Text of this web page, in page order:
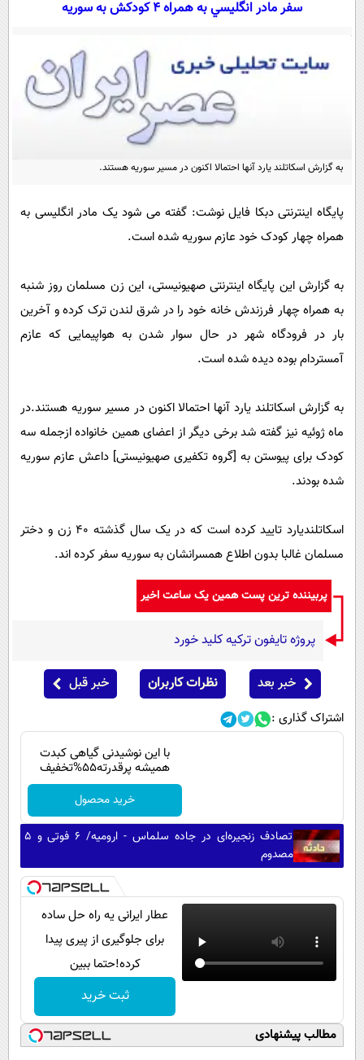
سیاسی
اقتصادی
خودرو
جامعه
حوادث
محیط زیست
سفر و تفریح
ورزشی
بین الملل
علم و دانش
باشگاه مغز
مجله تصویری سلاح
اقتصاد
ورزش
سیاست
فناوری
گوناگون
حوادث
فرهنگی
بین الملل
اجتماعی
حیات وحش
سیاست خارجی
عصر ایران 2
خواندنی ها و دیدنی ها
داستان کوتاه
روانشناسی
آشپزی
دانلود
آموزش زبان
سفر مادر انگليسي به همراه 4 کودکش به سوريه
به گزارش اسکاتلند یارد آنها احتمالا اکنون در مسیر سوریه هستند.
پایگاه اینترنتی دبکا فایل نوشت: گفته می شود یک مادر انگلیسی به
همراه چهار کودک خود عازم سوریه شده است.
به گزارش این پایگاه اینترنتی صهیونیستی، این زن مسلمان روز شنبه
به همراه چهار فرزندش خانه خود را در شرق لندن ترک کرده و آخرین
بار در فرودگاه شهر در حال سوار شدن به هواپیمایی که عازم
آمستردام بوده دیده شده است.
به گزارش اسکاتلند یارد آنها احتمالا اکنون در مسیر سوریه هستند.در
ماه ژوئیه نیز گفته شد برخی دیگر از اعضای همین خانواده ازجمله سه
کودک برای پیوستن به [گروه تکفیری صهیونیستی] داعش عازم سوریه
شده بودند.
اسکاتلندیارد تایید کرده است که در یک سال گذشته 40 زن و دختر
مسلمان غالبا بدون اطلاع همسرانشان به سوریه سفر کرده اند.
پربیننده ترین پست همین یک ساعت اخیر
پروژه تایفون ترکیه کلید خورد
خبر بعد نظرات کاربران خبر قبل
اشتراک گذاری :
با این نوشیدنی گیاهی کبدت
همیشه پرقدرته55%تخفیف
خرید محصول
تصادف زنجیره‌ای در جاده سلماس - ارومیه/ ۶ فوتی و ۵
مصدوم
عطار ایرانی یه راه حل ساده
برای جلوگیری از پیری پیدا
کرده!حتما ببین
ثبت خرید
مطالب پیشنهادی